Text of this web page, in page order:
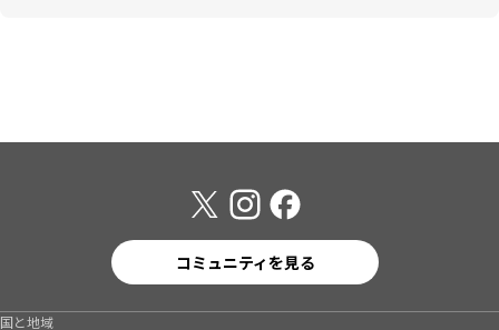
コミュニティを見る
国と地域